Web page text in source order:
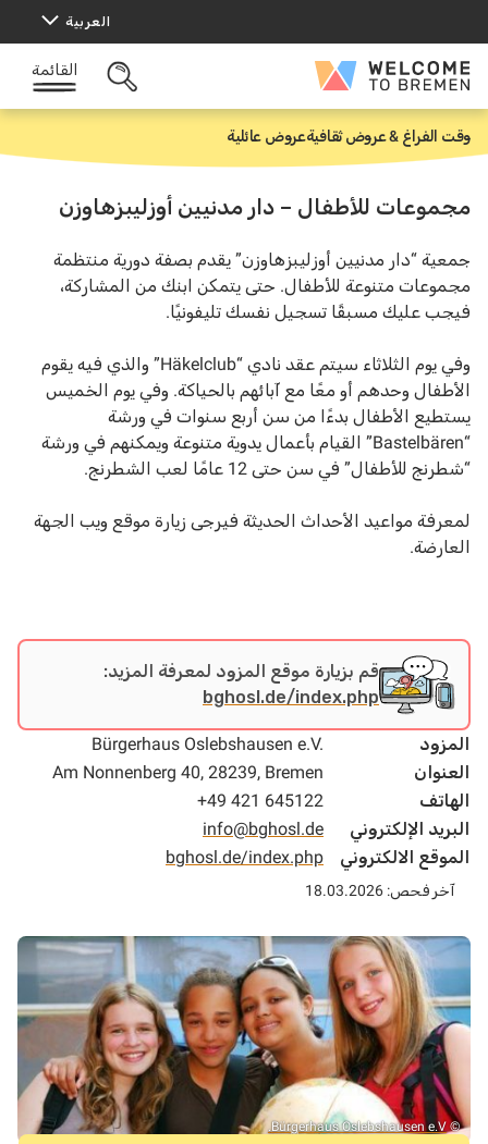
المحتوى
العربية
Welcome
Bremen
البحث
القائمة
ا
ل
ي
ة
وقت الفراغ & عروض ثقافيةعروض عائلية
مجموعات للأطفال – دار مدنيين أوزليبزهاوزن
جمعية “دار مدنيين أوزليبزهاوزن” يقدم بصفة دورية منتظمة
مجموعات متنوعة للأطفال. حتى يتمكن ابنك من المشاركة،
فيجب عليك مسبقًا تسجيل نفسك تليفونيًا.
وفي يوم الثلاثاء سيتم عقد نادي “Häkelclub” والذي فيه يقوم
الأطفال وحدهم أو معًا مع آبائهم بالحياكة. وفي يوم الخميس
يستطيع الأطفال بدءًا من سن أربع سنوات في ورشة
“Bastelbären” القيام بأعمال يدوية متنوعة ويمكنهم في ورشة
“شطرنج للأطفال” في سن حتى 12 عامًا لعب الشطرنج.
لمعرفة مواعيد الأحداث الحديثة فيرجى زيارة موقع ويب الجهة
العارضة.
قم بزيارة موقع المزود لمعرفة المزيد:
bghosl.de/index.php
المزود
Bürgerhaus Oslebshausen e.V.
العنوان
Am Nonnenberg 40, 28239, Bremen
الهاتف
+49 421 645122
البريد الإلكتروني
info@bghosl.de
الموقع الالكتروني
bghosl.de/index.php
آخر فحص: 18.03.2026
©
Bürgerhaus Oslebshausen e.V.